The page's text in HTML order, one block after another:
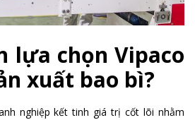
lựa chọn Vipaco
xuất bao bì?
nghiệp kết tinh giá trị cốt lõi nhằm